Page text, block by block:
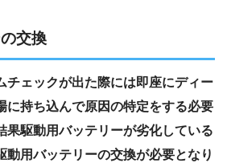
交換
チェックが出た際には即座にディー
に持ち込んで原因の特定をする必要
果駆動用バッテリーが劣化している
動用バッテリーの交換が必要となり